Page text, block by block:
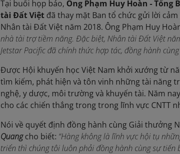
Tại buổi họp báo, Ông Phạm Huy Hoàn -
tài Đất Việt đã thay mặt Ban tổ chức gửi lời
Nhân tài Đất Việt năm 2018. Ông Phạm Huy
nhà tài trợ tiềm năng. Đặc biệt, Nhân tài Đất Việt
Jetstar Pacific đã chính thức hợp tác, đồng hành
Được Hội khuyến học Việt Nam khởi xướng từ
tìm kiếm, phát hiện và tôn vinh những tài năng
nghệ, y dược, môi trường và khuyến tài. Năm
cho các chiến thắng trong trong lĩnh vực CNTT
Nói về quyết định đồng hành cùng Giải thưởng
Quangcho biết: “Hàng khônglà lĩnh vực hội tụ
triển thì chúng tôi luôn phải đồng hành cùngsự tiến